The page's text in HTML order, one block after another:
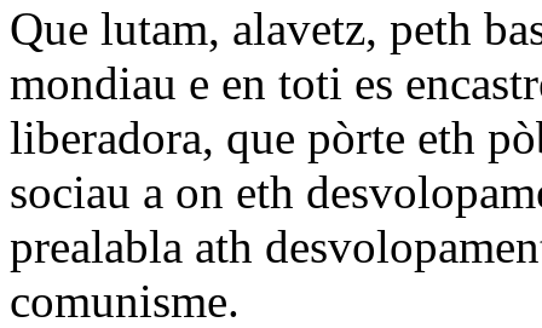
Que lutam, alavetz, peth
mondiau e en toti es
liberadora, que pòrte eth
sociau a on eth
prealabla ath
comunisme.